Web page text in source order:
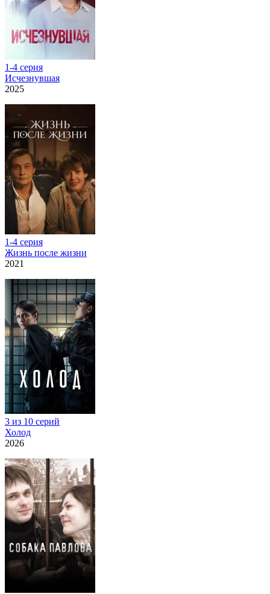
1-4 серия
Исчезнувшая
2025
1-4 серия
Жизнь после жизни
2021
3 из 10 серий
Холод
2026